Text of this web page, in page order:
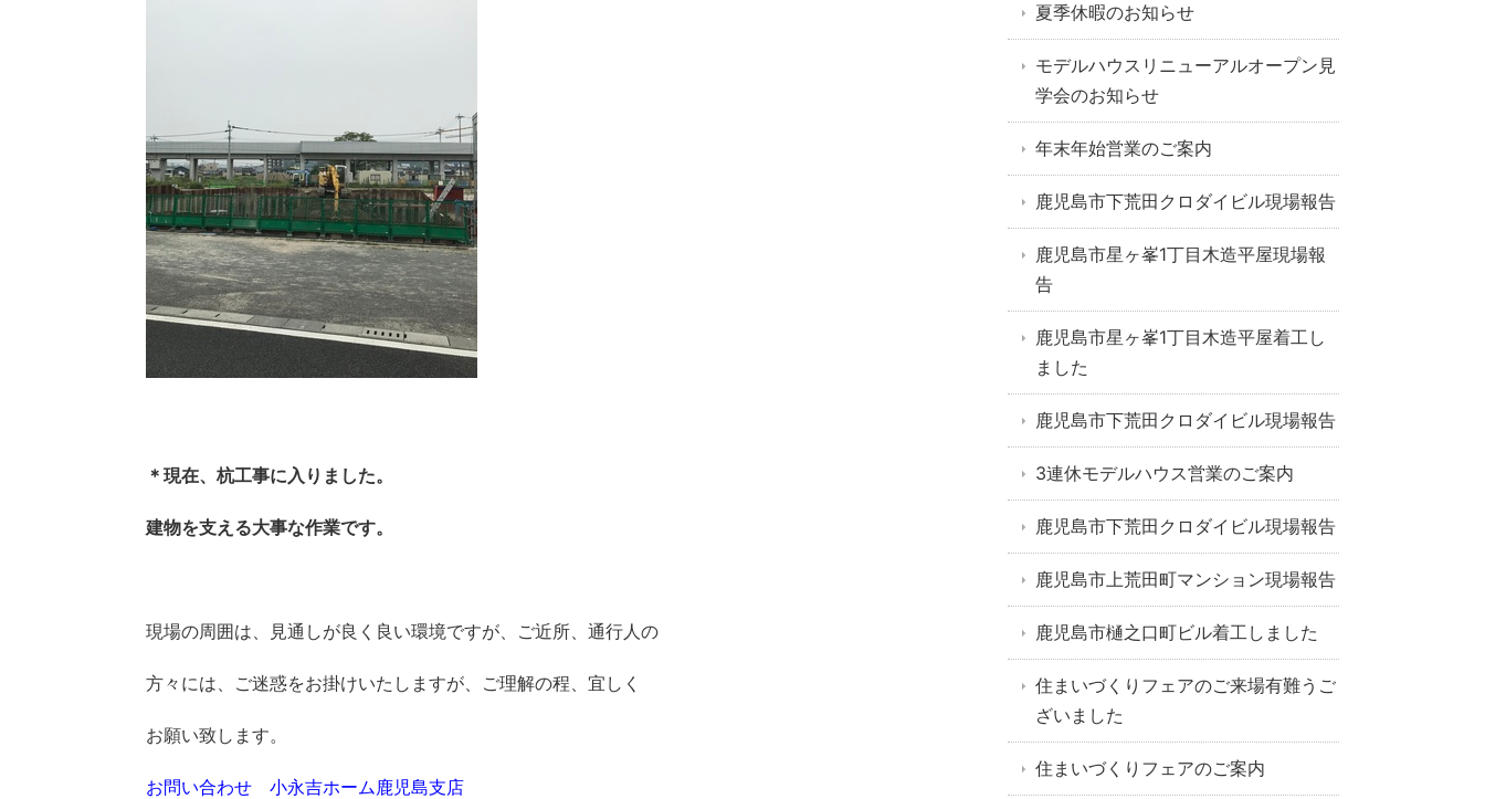
＊現在、杭工事に入りました。
建物を支える大事な作業です。
現場の周囲は、見通しが良く良い環境ですが、ご近所、通行人の
方々には、ご迷惑をお掛けいたしますが、ご理解の程、宜しく
お願い致します。
お問い合わせ 小永吉ホーム鹿児島支店
夏季休暇のお知らせ
モデルハウスリニューアルオープン見
学会のお知らせ
年末年始営業のご案内
鹿児島市下荒田クロダイビル現場報告
鹿児島市星ヶ峯1丁目木造平屋現場報
告
鹿児島市星ヶ峯1丁目木造平屋着工し
ました
鹿児島市下荒田クロダイビル現場報告
3連休モデルハウス営業のご案内
鹿児島市下荒田クロダイビル現場報告
鹿児島市上荒田町マンション現場報告
鹿児島市樋之口町ビル着工しました
住まいづくりフェアのご来場有難うご
ざいました
住まいづくりフェアのご案内